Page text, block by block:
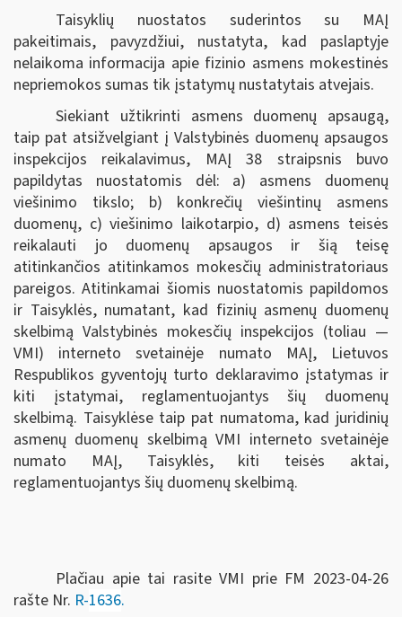
Taisyklių nuostatos suderintos su MAĮ
pakeitimais, pavyzdžiui, nustatyta, kad paslaptyje
nelaikoma informacija apie fizinio asmens mokestinės
nepriemokos sumas tik įstatymų nustatytais atvejais.
Siekiant užtikrinti asmens duomenų apsaugą,
taip pat atsižvelgiant į Valstybinės duomenų apsaugos
inspekcijos reikalavimus, MAĮ 38 straipsnis buvo
papildytas nuostatomis dėl: a) asmens duomenų
viešinimo tikslo; b) konkrečių viešintinų asmens
duomenų, c) viešinimo laikotarpio, d) asmens teisės
reikalauti jo duomenų apsaugos ir šią teisę
atitinkančios atitinkamos mokesčių administratoriaus
pareigos. Atitinkamai šiomis nuostatomis papildomos
ir Taisyklės, numatant, kad fizinių asmenų duomenų
skelbimą Valstybinės mokesčių inspekcijos (toliau —
VMI) interneto svetainėje numato MAĮ, Lietuvos
Respublikos gyventojų turto deklaravimo įstatymas ir
kiti įstatymai, reglamentuojantys šių duomenų
skelbimą. Taisyklėse taip pat numatoma, kad juridinių
asmenų duomenų skelbimą VMI interneto svetainėje
numato MAĮ, Taisyklės, kiti teisės aktai,
reglamentuojantys šių duomenų skelbimą.
Plačiau apie tai rasite VMI prie FM 2023-04-26
rašte Nr. R-1636.